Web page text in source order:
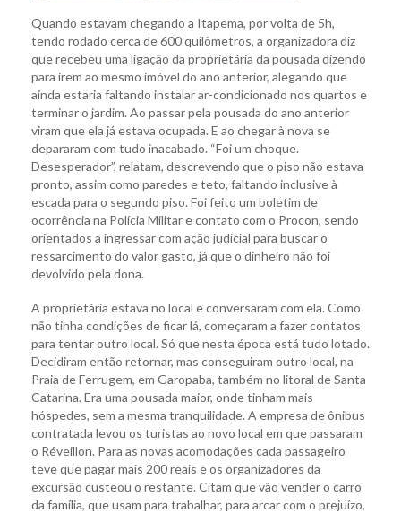
Quando estavam chegando a Itapema, por volta de 5h,
tendo rodado cerca de 600 quilômetros, a organizadora diz
que recebeu uma ligação da proprietária da pousada dizendo
para irem ao mesmo imóvel do ano anterior, alegando que
ainda estaria faltando instalar ar-condicionado nos quartos e
terminar o jardim. Ao passar pela pousada do ano anterior
viram que ela já estava ocupada. E ao chegar à nova se
depararam com tudo inacabado. “Foi um choque.
Desesperador”, relatam, descrevendo que o piso não estava
pronto, assim como paredes e teto, faltando inclusive à
escada para o segundo piso. Foi feito um boletim de
ocorrência na Polícia Militar e contato com o Procon, sendo
orientados a ingressar com ação judicial para buscar o
ressarcimento do valor gasto, já que o dinheiro não foi
devolvido pela dona.
A proprietária estava no local e conversaram com ela. Como
não tinha condições de ficar lá, começaram a fazer contatos
para tentar outro local. Só que nesta época está tudo lotado.
Decidiram então retornar, mas conseguiram outro local, na
Praia de Ferrugem, em Garopaba, também no litoral de Santa
Catarina. Era uma pousada maior, onde tinham mais
hóspedes, sem a mesma tranquilidade. A empresa de ônibus
contratada levou os turistas ao novo local em que passaram
o Réveillon. Para as novas acomodações cada passageiro
teve que pagar mais 200 reais e os organizadores da
excursão custeou o restante. Citam que vão vender o carro
da família, que usam para trabalhar, para arcar com o prejuízo,